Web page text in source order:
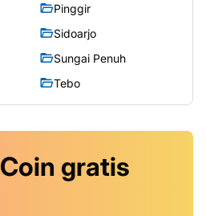
Pinggir
Sidoarjo
Sungai Penuh
Tebo
Coin gratis